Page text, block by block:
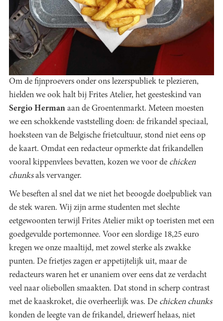
Om de fijnproevers onder ons lezerspubliek te plezieren,
hielden we ook halt bij Frites Atelier, het geesteskind van
Sergio Herman aan de Groentenmarkt. Meteen moesten
we een schokkende vaststelling doen: de frikandel speciaal,
hoeksteen van de Belgische frietcultuur, stond niet eens op
de kaart. Omdat een redacteur opmerkte dat frikandellen
vooral kippenvlees bevatten, kozen we voor de chicken
chunksals vervanger.
We beseften al snel dat we niet het beoogde doelpubliek van
de stek waren. Wij zijn arme studenten met slechte
eetgewoonten terwijl Frites Atelier mikt op toeristen met een
goedgevulde portemonnee. Voor een slordige 18,25 euro
kregen we onze maaltijd, met zowel sterke als zwakke
punten. De frietjes zagen er appetijtelijk uit, maar de
redacteurs waren het er unaniem over eens dat ze verdacht
veel naar oliebollen smaakten. Dat stond in scherp contrast
met de kaaskroket, die overheerlijk was. De chicken chunks
konden de leegte van de frikandel, driewerf helaas, niet